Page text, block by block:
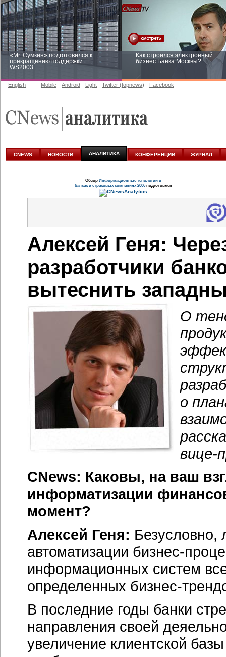
«Mr. Сумкин» подготовился к
прекращению поддержки
WS2003
Как строился электронный
бизнес Банка Москвы?
аналитике
English Mobile Android Light Twitter (topnews) Facebook
CNEWS НОВОСТИ АНАЛИТИКА КОНФЕРЕНЦИИ ЖУРНАЛ
Обзор Информационные тенологии в
банках и страховых компаниях 2006подготовлен
Алексей Геня:
разработчики
вытеснить
О
о
вице-
CNews: Каковы, на ваш
информатизации
момент?
Алексей Геня:
автоматизации бизнес-
информационных систем
определенных бизнес-
В последние годы банки
направления своей
увеличение клиентской